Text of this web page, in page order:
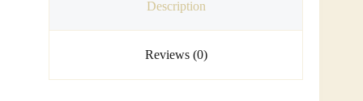
Description
Reviews (0)